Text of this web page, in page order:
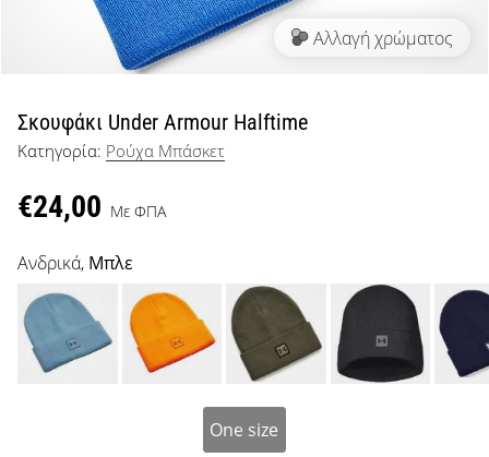
μπάσκετ
μπάσκετ
όπως
εμείς;
μαζί
ως
πρεσβευτής
της
μάρκας
μας.
Αλλαγή χρώματος
Σκουφάκι Under Armour Halftime
Κατηγορία: Ρούχα Μπάσκετ
€24,00 Με ΦΠΑ
Ανδρικά, Μπλε
One size